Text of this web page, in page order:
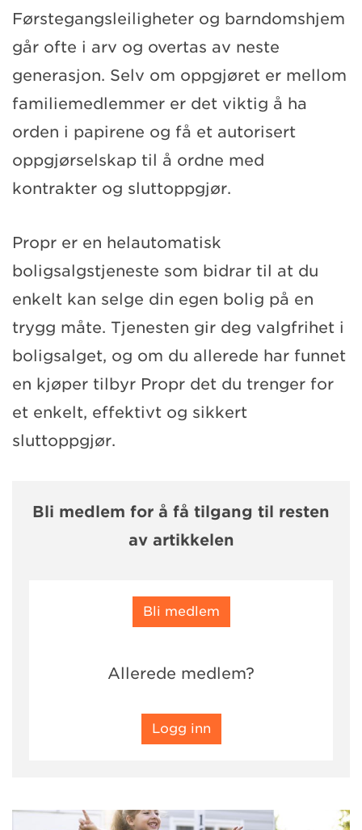
Førstegangsleiligheter og barndomshjem
går ofte i arv og overtas av neste
generasjon. Selv om oppgjøret er mellom
familiemedlemmer er det viktig å ha
orden i papirene og få et autorisert
oppgjørselskap til å ordne med
kontrakter og sluttoppgjør.
Propr er en helautomatisk
boligsalgstjeneste som bidrar til at du
enkelt kan selge din egen bolig på en
trygg måte. Tjenesten gir deg valgfrihet i
boligsalget, og om du allerede har funnet
en kjøper tilbyr Propr det du trenger for
et enkelt, effektivt og sikkert
sluttoppgjør.
Bli medlem for å få tilgang til resten
av artikkelen
Bli medlem
Allerede medlem?
Logg inn